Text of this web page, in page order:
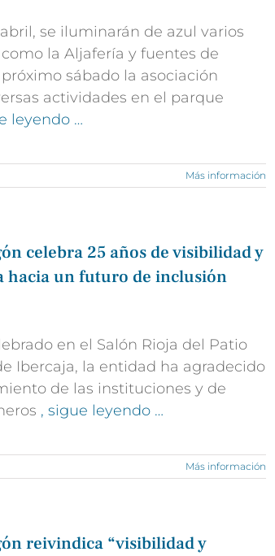
se iluminarán de azul varios
la Aljafería y fuentes de
sábado la asociación
actividades en el parque
leyendo …
Más información
celebra 25 años de visibilidad y
hacia un futuro de inclusión
en el Salón Rioja del Patio
Ibercaja, la entidad ha agradecido
de las instituciones y de
, sigue leyendo …
Más información
reivindica “visibilidad y